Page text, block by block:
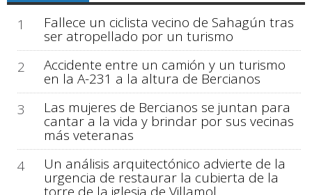
1 Fallece un ciclista vecino de Sahagún tras
ser atropellado por un turismo
2
Accidente entre un camión y un turismo
en la A-231 a la altura de Bercianos
3
Las mujeres de Bercianos se juntan para
cantar a la vida y brindar por sus vecinas
más veteranas
4
Un análisis arquitectónico advierte de la
urgencia de restaurar la cubierta de la